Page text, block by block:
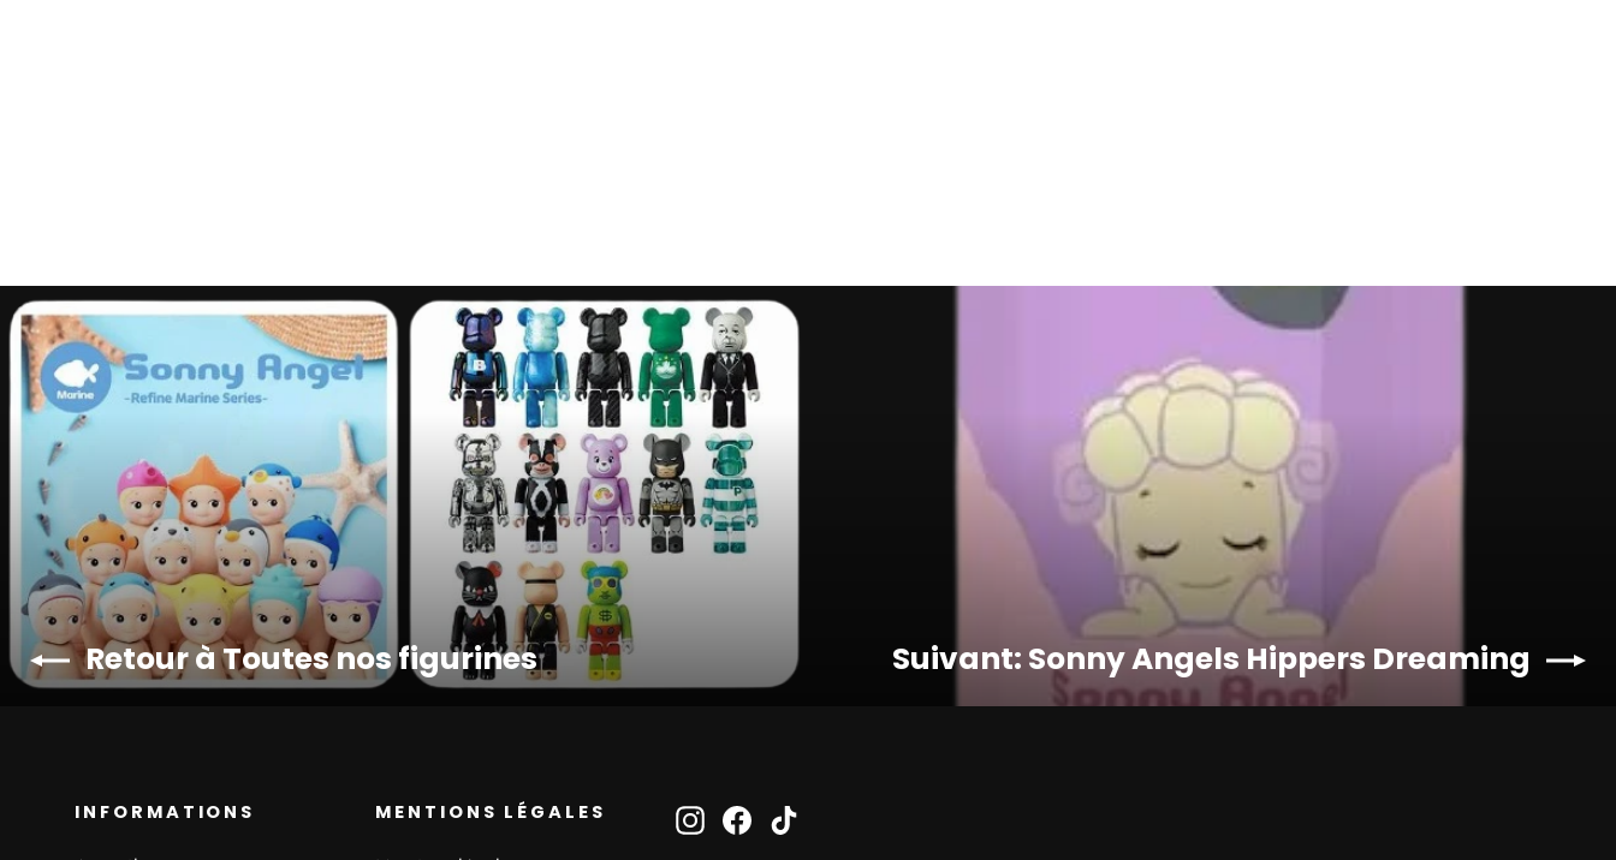
Retour à Toutes nos figurines Suivant: Sonny Angels Hippers Dreaming
INFORMATIONS MENTIONS LÉGALES Instagram
Facebook